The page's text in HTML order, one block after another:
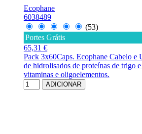
Ecophane
6038489
(53)
Portes Grátis
65,31 €
Pack 3x60Caps. Ecophane Cabelo e
de hidrolisados de proteínas de trigo
vitaminas e oligoelementos.
ADICIONAR